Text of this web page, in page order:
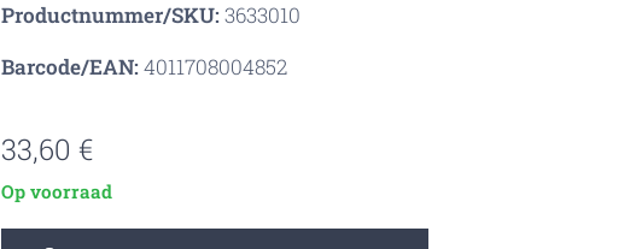
Productnummer/SKU:3633010
Barcode/EAN:4011708004852
33,60 €
Op voorraad